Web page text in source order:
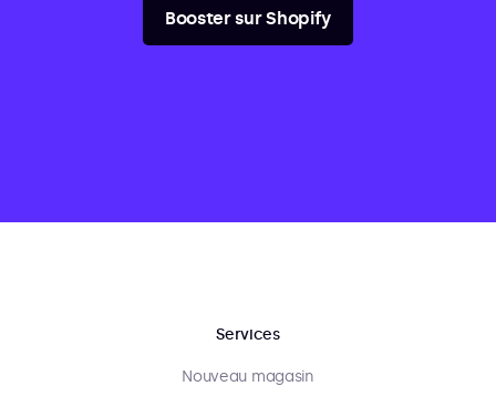
Booster sur Shopify
Services
Nouveau magasin